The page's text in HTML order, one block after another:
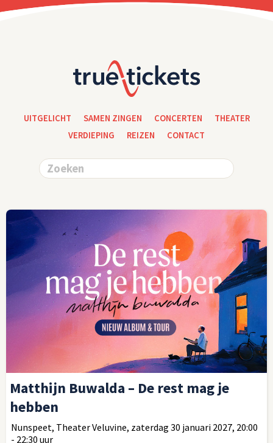
UITGELICHT SAMEN ZINGEN CONCERTEN
THEATER
VERDIEPING
REIZEN CONTACT
Matthijn Buwalda – De rest mag je
hebben
Nunspeet, Theater Veluvine, zaterdag 30 januari 2027, 20:00
- 22:30 uur